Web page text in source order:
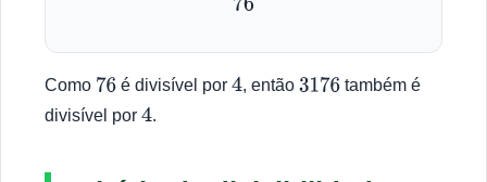
76
Como 76 é divisível por4, então 3176também é
divisível por 4.